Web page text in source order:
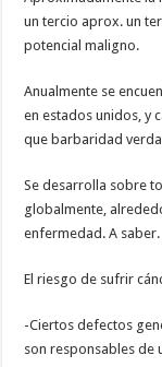
un tercio aprox. un
potencial maligno.
Anualmente se
en estados unidos, y
que barbaridad
Se desarrolla sobre
globalmente,
enfermedad. A saber.
El riesgo de sufrir
-Ciertos defectos
son responsables de